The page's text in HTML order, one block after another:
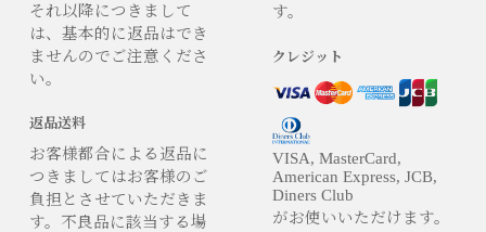
それ以降につきまして
は、基本的に返品はでき
ませんのでご注意くださ
い。
返品送料
お客様都合による返品に
つきましてはお客様のご
負担とさせていただきま
す。不良品に該当する場
す。
クレジット
VISA, MasterCard,
American Express, JCB,
Diners Club
がお使いいただけます。